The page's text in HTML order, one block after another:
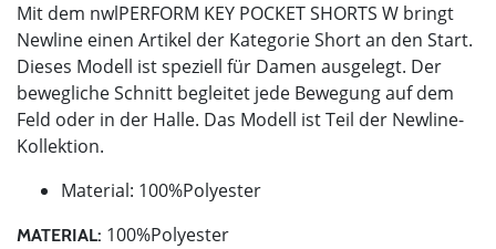
Mit dem nwlPERFORM KEY POCKET SHORTS W bringt
Newline einen Artikel der Kategorie Short an den Start.
Dieses Modell ist speziell für Damen ausgelegt. Der
bewegliche Schnitt begleitet jede Bewegung auf dem
Feld oder in der Halle. Das Modell ist Teil der Newline-
Kollektion.
Material: 100%Polyester
MATERIAL: 100%Polyester